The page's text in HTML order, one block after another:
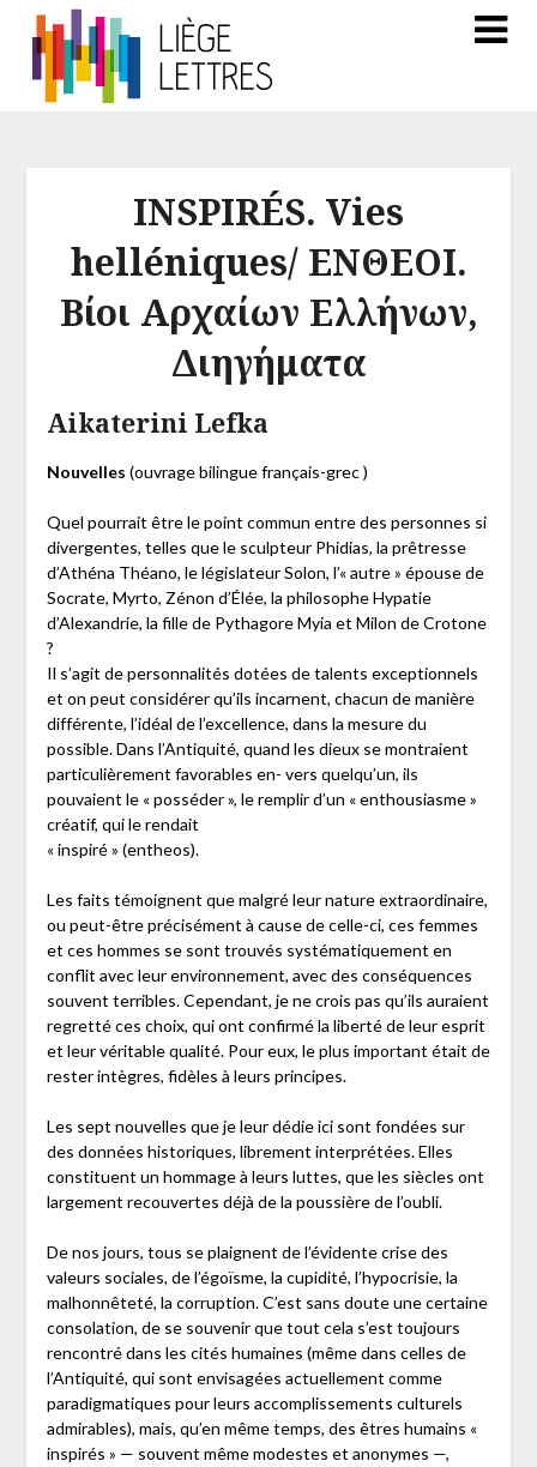
INSPIRÉS. Vies
helléniques/ ΕΝΘΕΟΙ.
Βίοι Αρχαίων Ελλήνων,
Διηγήματα
Aikaterini Lefka
Nouvelles (ouvrage bilingue français-grec )
Quel pourrait être le point commun entre des personnes si
divergentes, telles que le sculpteur Phidias, la prêtresse
d’Athéna Théano, le législateur Solon, l’« autre » épouse de
Socrate, Myrto, Zénon d’Élée, la philosophe Hypatie
d’Alexandrie, la fille de Pythagore Myia et Milon de Crotone
?
Il s’agit de personnalités dotées de talents exceptionnels
et on peut considérer qu’ils incarnent, chacun de manière
différente, l’idéal de l’excellence, dans la mesure du
possible. Dans l’Antiquité, quand les dieux se montraient
particulièrement favorables en- vers quelqu’un, ils
pouvaient le « posséder », le remplir d’un « enthousiasme »
créatif, qui le rendait
« inspiré » (entheos).
Les faits témoignent que malgré leur nature extraordinaire,
ou peut-être précisément à cause de celle-ci, ces femmes
et ces hommes se sont trouvés systématiquement en
conflit avec leur environnement, avec des conséquences
souvent terribles. Cependant, je ne crois pas qu’ils auraient
regretté ces choix, qui ont confirmé la liberté de leur esprit
et leur véritable qualité. Pour eux, le plus important était de
rester intègres, fidèles à leurs principes.
Les sept nouvelles que je leur dédie ici sont fondées sur
des données historiques, librement interprétées. Elles
constituent un hommage à leurs luttes, que les siècles ont
largement recouvertes déjà de la poussière de l’oubli.
De nos jours, tous se plaignent de l’évidente crise des
valeurs sociales, de l’égoïsme, la cupidité, l’hypocrisie, la
malhonnêteté, la corruption. C’est sans doute une certaine
consolation, de se souvenir que tout cela s’est toujours
rencontré dans les cités humaines (même dans celles de
l’Antiquité, qui sont envisagées actuellement comme
paradigmatiques pour leurs accomplissements culturels
admirables), mais, qu’en même temps, des êtres humains «
inspirés » — souvent même modestes et anonymes —,